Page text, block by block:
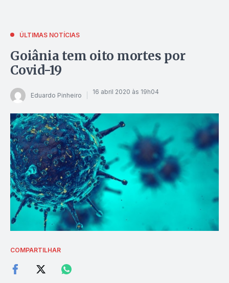
ÚLTIMAS NOTÍCIAS
Goiânia tem oito mortes por
Covid-19
Eduardo Pinheiro 16 abril 2020 às 19h04
COMPARTILHAR